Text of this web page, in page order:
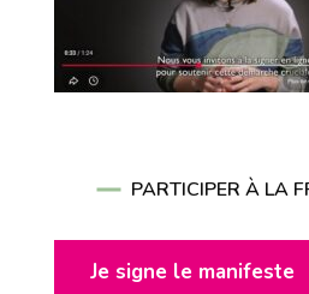
PARTICIPER À LA
Je signe le manifeste